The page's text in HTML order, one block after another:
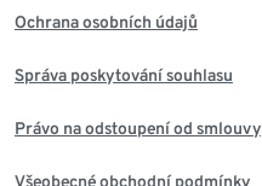
Ochrana osobních údajů
Správa poskytování souhlasu
Právo na odstoupení od smlouvy
Všeobecné obchodní podmínky